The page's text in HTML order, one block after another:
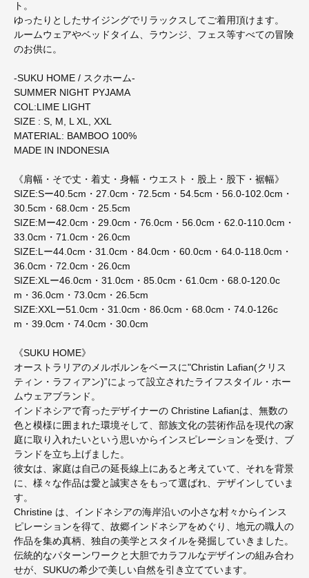
ト。
ゆったりとしたサイジングでリラックスしてご着用頂けます。
ルームウェアやベッドタイム、ラウンジ、フェス等すべての冒険
のお供に。
-SUKU HOME / スクホーム-
SUMMER NIGHT PYJAMA
COL:LIME LIGHT
SIZE : S, M, L XL, XXL
MATERIAL: BAMBOO 100%
MADE IN INDONESIA
《肩幅・そで丈・着丈・身幅・ウエスト・股上・股下・裾幅》
SIZE:Sー40.5cm・27.0cm・72.5cm・54.5cm・56.0-102.0cm・
30.5cm・68.0cm・25.5cm
SIZE:Mー42.0cm・29.0cm・76.0cm・56.0cm・62.0-110.0cm・
33.0cm・71.0cm・26.0cm
SIZE:Lー44.0cm・31.0cm・84.0cm・60.0cm・64.0-118.0cm・
36.0cm・72.0cm・26.0cm
SIZE:XLー46.0cm・31.0cm・85.0cm・61.0cm・68.0-120.0c
m・36.0cm・73.0cm・26.5cm
SIZE:XXLー51.0cm・31.0cm・86.0cm・68.0cm・74.0-126c
m・39.0cm・74.0cm・30.0cm
《SUKU HOME》
オーストラリアのメルボルンをベースに"Christin Lafian(クリス
ティン・ラフィアン)”によって設立されたライフスタイル・ホー
ムウェアブランド。
インドネシアで育ったデザイナーの Christine Lafianは、無数の
色と模様に囲まれた環境そして、部族文化の芸術作品を現代の家
庭に取り入れたいという思いからインスピレーションを受け、ブ
ランドを立ち上げました。
彼女は、家庭は自己の延長線上にあると考えていて、それを背景
に、様々な作品は愛と誠実さをもって選ばれ、デザインしていま
す。
Christine は、インドネシアの海岸沿いの小さな村々からインス
ピレーションを得て、故郷インドネシアをめぐり、地元の職人の
作品を集め真柄、独自の美学とスタイルを発掘していきました。
伝統的なパターンワークと大胆でカラフルなデザインの組み合わ
せが、SUKUの希少で美しい自然を引き立てています。